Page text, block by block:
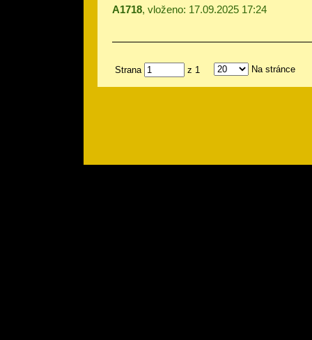
A1718, vloženo: 17.09.2025 17:24
Strana z 1 Na stránce